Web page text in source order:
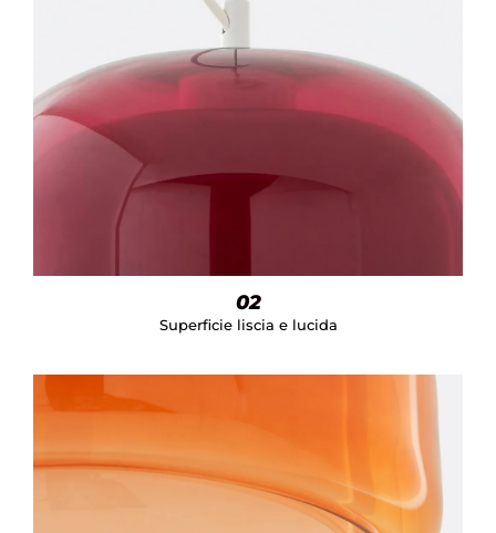
02
Superficie liscia e lucida